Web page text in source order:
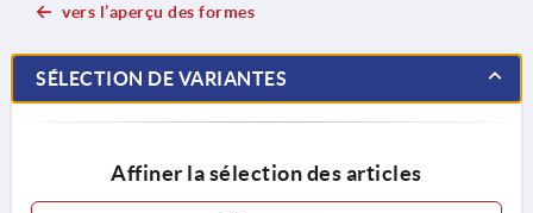
vers l’aperçu des formes
SÉLECTION DE VARIANTES
Affiner la sélection des articles